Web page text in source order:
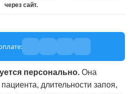
через сайт.
персонально. Она
длительности запоя,